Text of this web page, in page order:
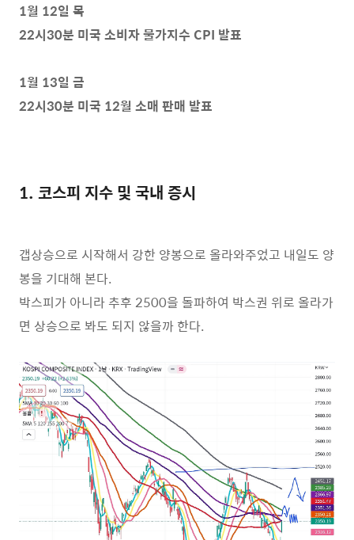
1월 12일 목
22시30분 미국 소비자 물가지수 CPI 발표
1월 13일 금
22시30분 미국 12월 소매 판매 발표
1. 코스피 지수 및 국내 증시
갭상승으로 시작해서 강한 양봉으로 올라와주었고 내일도 양
봉을 기대해 본다.
박스피가 아니라 추후 2500을 돌파하여 박스권 위로 올라가
면 상승으로 봐도 되지 않을까 한다.